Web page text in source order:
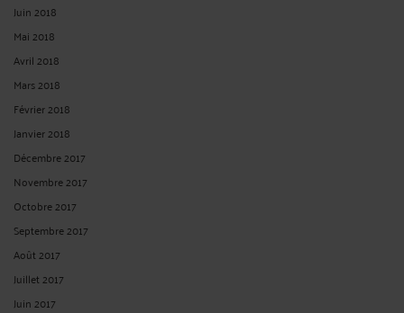
Juin 2018
Mai 2018
Avril 2018
Mars 2018
Février 2018
Janvier 2018
Décembre 2017
Novembre 2017
Octobre 2017
Septembre 2017
Août 2017
Juillet 2017
Juin 2017